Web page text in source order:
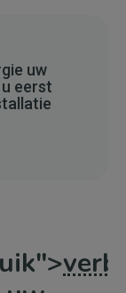
uw
eerst